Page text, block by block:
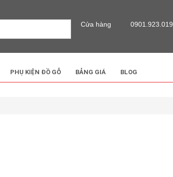
Cửa hàng 0901.923.019
PHỤ KIỆN ĐỒ GỖ BẢNG GIÁ BLOG